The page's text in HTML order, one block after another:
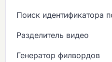
Поиск идентификатора
Разделитель видео
Генератор филвордов